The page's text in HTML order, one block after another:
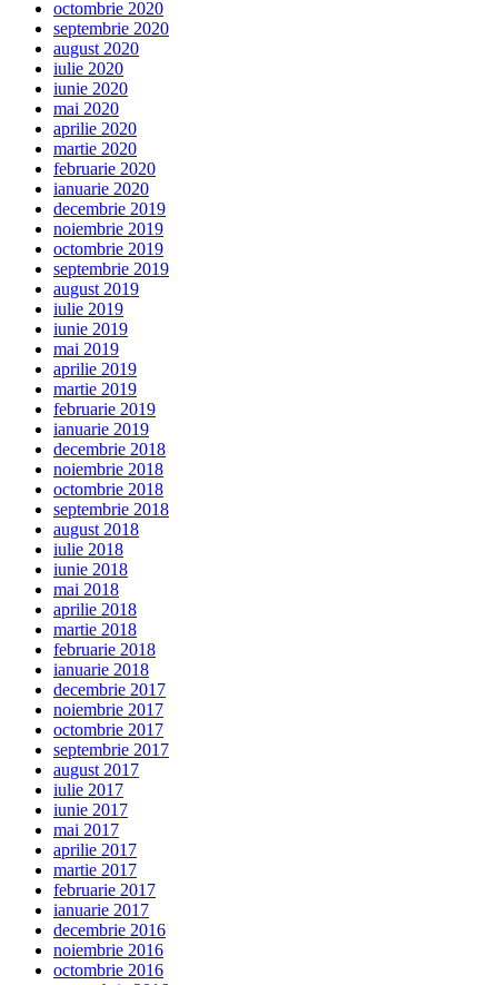
octombrie 2020
septembrie 2020
august 2020
iulie 2020
iunie 2020
mai 2020
aprilie 2020
martie 2020
februarie 2020
ianuarie 2020
decembrie 2019
noiembrie 2019
octombrie 2019
septembrie 2019
august 2019
iulie 2019
iunie 2019
mai 2019
aprilie 2019
martie 2019
februarie 2019
ianuarie 2019
decembrie 2018
noiembrie 2018
octombrie 2018
septembrie 2018
august 2018
iulie 2018
iunie 2018
mai 2018
aprilie 2018
martie 2018
februarie 2018
ianuarie 2018
decembrie 2017
noiembrie 2017
octombrie 2017
septembrie 2017
august 2017
iulie 2017
iunie 2017
mai 2017
aprilie 2017
martie 2017
februarie 2017
ianuarie 2017
decembrie 2016
noiembrie 2016
octombrie 2016